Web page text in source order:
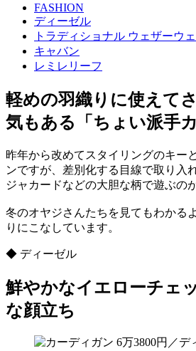
FASHION
ディーゼル
トラディショナル ウェザーウ
キャバン
レミレリーフ
軽めの羽織りに使えて
気もある「ちょい派手
昨年から改めてスタイリングのキー
ンですが、差別化する目線で取り入
ジャカードなどの大胆な柄で遊ぶの
冬のオヤジさんたちを見てもわかる
りにこなしています。
◆ ディーゼル
鮮やかなイエローチェ
な顔立ち